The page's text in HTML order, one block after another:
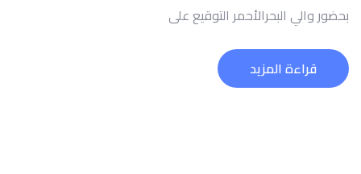
بحضور والي البحرالأحمر التوقيع على
قراءة المزيد